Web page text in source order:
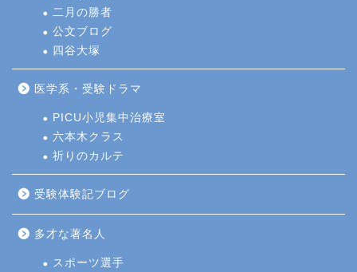
二月の勝者
公文ブログ
四谷大塚
医学系・受験ドラマ
PICU小児集中治療室
六本木クラス
祈りのカルテ
受験体験記ブログ
多才な著名人
スポーツ選手